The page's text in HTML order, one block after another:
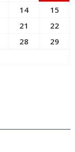
14
15
21
22
28
29